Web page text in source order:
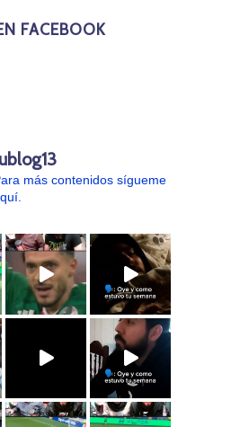
FACEBOOK
más contenidos sígueme